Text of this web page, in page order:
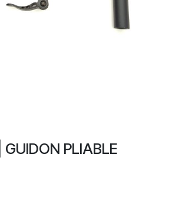
PLIABLE